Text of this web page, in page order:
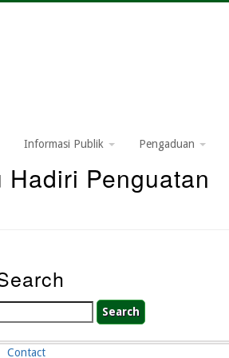
Informasi Publik Pengaduan
Penguatan
Contact